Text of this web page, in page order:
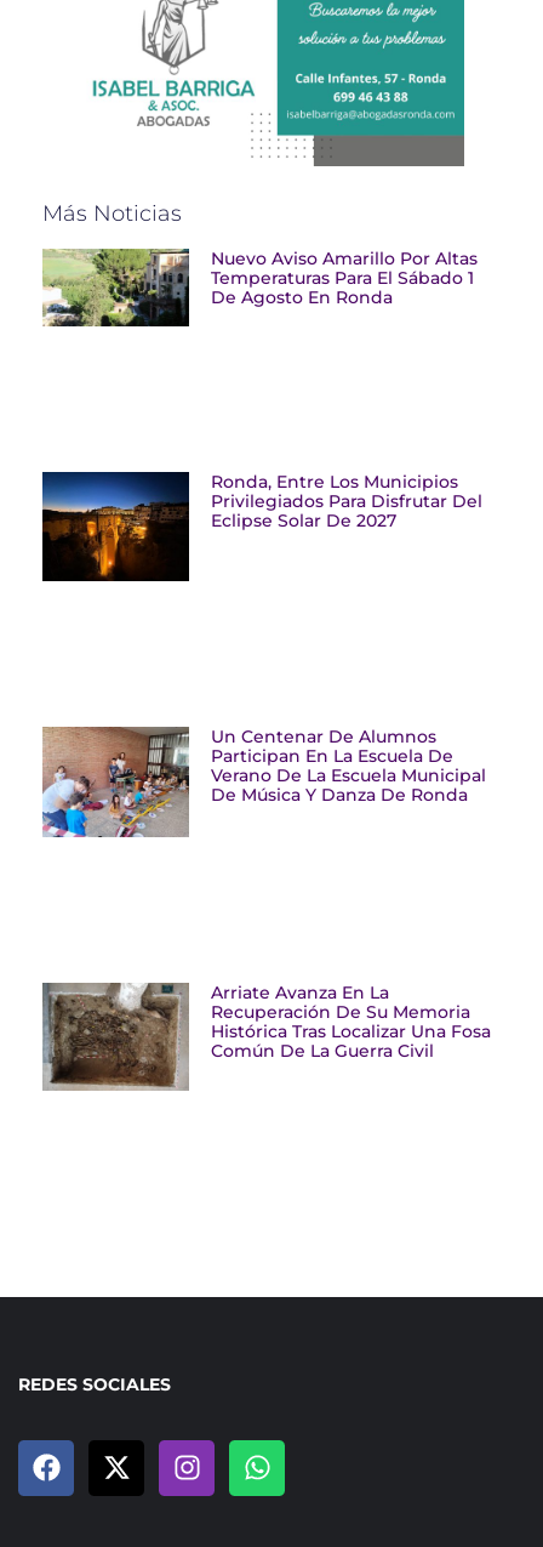
Más Noticias
Nuevo Aviso Amarillo Por Altas
Temperaturas Para El Sábado 1
De Agosto En Ronda
Ronda, Entre Los Municipios
Privilegiados Para Disfrutar Del
Eclipse Solar De 2027
Un Centenar De Alumnos
Participan En La Escuela De
Verano De La Escuela Municipal
De Música Y Danza De Ronda
Arriate Avanza En La
Recuperación De Su Memoria
Histórica Tras Localizar Una Fosa
Común De La Guerra Civil
REDES SOCIALES